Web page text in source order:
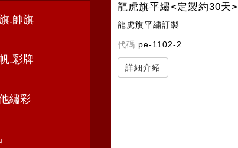
.帥旗
.彩牌
繡彩
龍虎旗平繡<定製約30天>
龍虎旗平繡訂製
代碼 pe-1102-2
詳細介紹